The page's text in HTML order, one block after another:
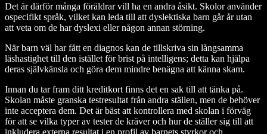
Det är därför många föräldrar vill ha en andra åsikt. Skolor använder
ospecifikt språk, vilket kan leda till att dyslektiska barn går år utan
att veta om de har dyslexi eller någon annan störning.
När barn väl har fått en diagnos kan de tillskriva sin långsamma
läshastighet till den istället för brist på intelligens; detta kan hjälpa
deras självkänsla och göra dem mindre benägna att känna skam.
Innan du tar fram ditt kreditkort finns det en sak till att tänka på.
Skolan måste granska testresultat från andra ställen, men de behöver
inte acceptera dem. Det är bäst att kontrollera med skolan i förväg
för att se vilka typer av tester de kräver och hur de ställer sig till att
inkludera externa resultat i en profil av barnets styrkor och